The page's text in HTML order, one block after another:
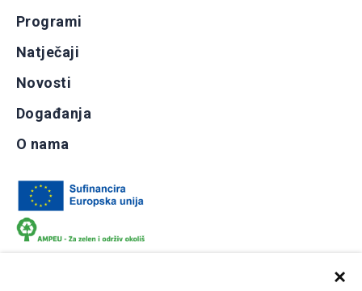
×
Programi
Natječaji
Novosti
Događanja
O nama